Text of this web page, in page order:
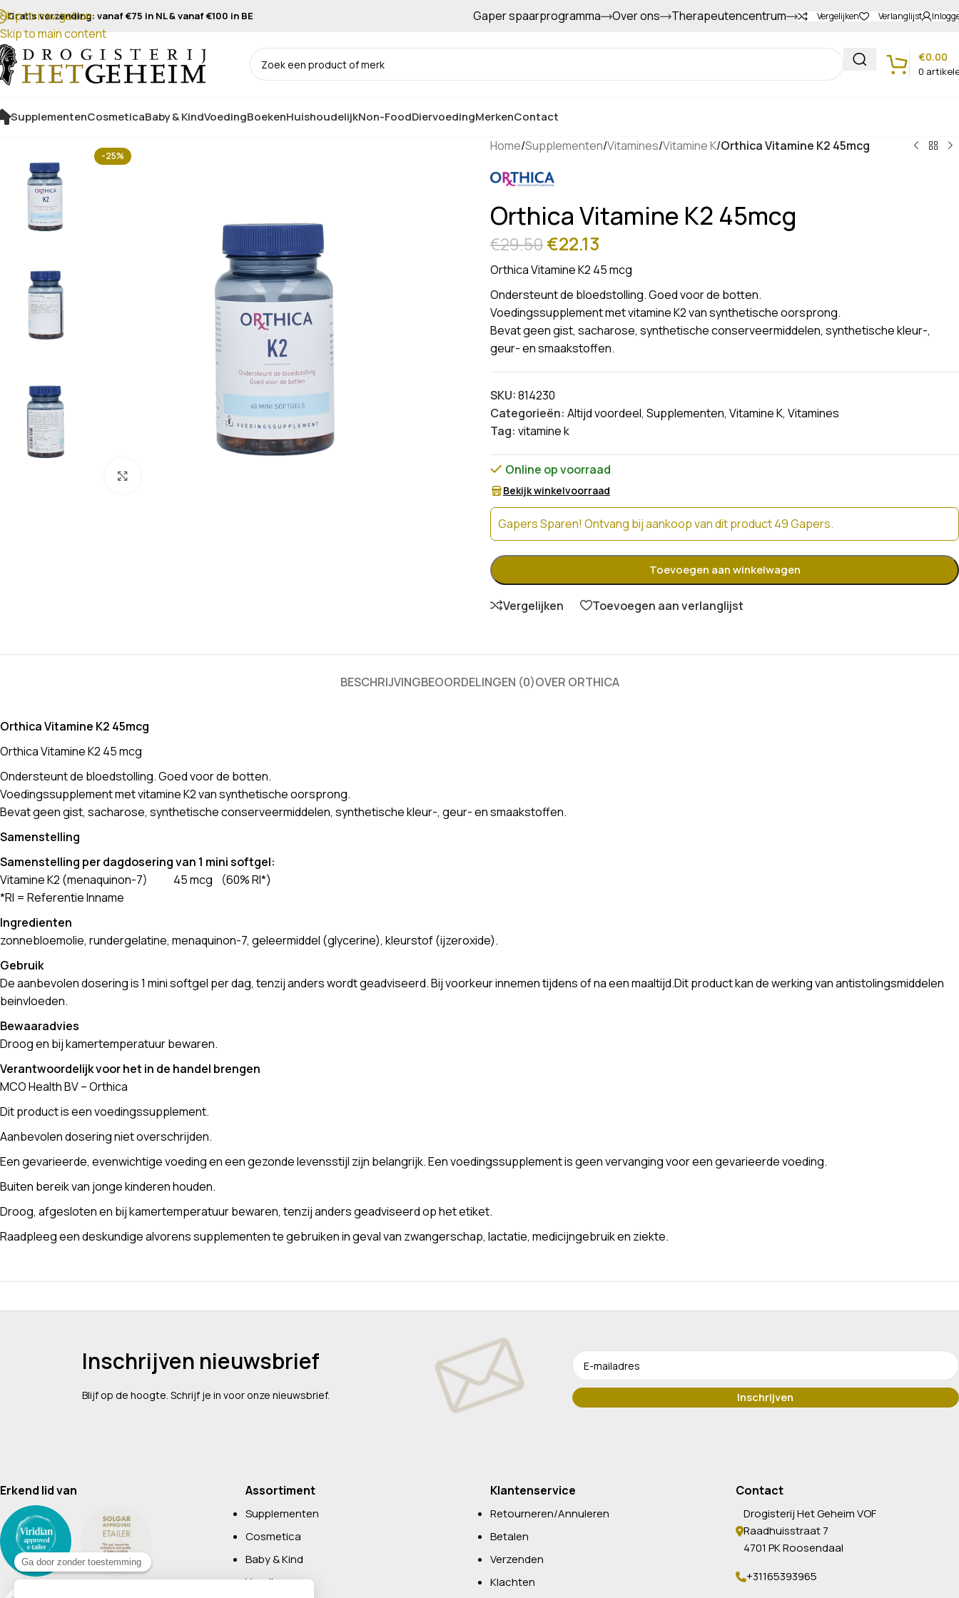
Skip to navigation
Skip to main content
Gratis verzending: vanaf €75 in NL & vanaf €100 in BE Gratis afhalen in de winkel Gapers sparen voor extra korting
Gaper spaarprogramma Over ons Therapeutencentrum Vergelijken Verlanglijst
0
€0.00
SupplementenCosmeticaBaby & KindVoedingBoekenHuishoudelijkNon-FoodDiervoedingMerkenContact
-25%
Home/Supplementen/Vitamines/Vitamine K/Orthica Vitamine K2 45mcg
Orthica Vitamine K2 45mcg
€29.50€22.13
Orthica Vitamine K2 45 mcg
Ondersteunt de bloedstolling. Goed voor de botten.
Voedingssupplement met vitamine K2 van synthetische oorsprong.
Bevat geen gist, sacharose, synthetische conserveermiddelen, synthetische kleur-,
geur- en smaakstoffen.
SKU:814230
Categorieën: Altijd voordeel, Supplementen, Vitamine K, Vitamines
Tag: vitamine k
Online op voorraad
Bekijk winkelvoorraad
Gapers Sparen! Ontvang bij aankoop van dit product 49 Gapers.
Toevoegen aan winkelwagen
Vergelijken Toevoegen aan verlanglijst
BESCHRIJVINGBEOORDELINGEN (0)OVER ORTHICA
Orthica Vitamine K2 45mcg
Orthica Vitamine K2 45 mcg
Ondersteunt de bloedstolling. Goed voor de botten.
Voedingssupplement met vitamine K2 van synthetische oorsprong.
Bevat geen gist, sacharose, synthetische conserveermiddelen, synthetische kleur-, geur- en smaakstoffen.
Samenstelling
Samenstelling per dagdosering van 1 mini softgel:
Vitamine K2 (menaquinon-7) 45 mcg (60% RI*)
*RI = Referentie Inname
Ingredienten
zonnebloemolie, rundergelatine, menaquinon-7, geleermiddel (glycerine), kleurstof (ijzeroxide).
Gebruik
De aanbevolen dosering is 1 mini softgel per dag, tenzij anders wordt geadviseerd. Bij voorkeur innemen tijdens of na een maaltijd.Dit product kan de werking van antistolingsmiddelen
beinvloeden.
Bewaaradvies
Droog en bij kamertemperatuur bewaren.
Verantwoordelijk voor het in de handel brengen
MCO Health BV – Orthica
Dit product is een voedingssupplement.
Aanbevolen dosering niet overschrijden.
Een gevarieerde, evenwichtige voeding en een gezonde levensstijl zijn belangrijk. Een voedingssupplement is geen vervanging voor een gevarieerde voeding.
Buiten bereik van jonge kinderen houden.
Droog, afgesloten en bij kamertemperatuur bewaren, tenzij anders geadviseerd op het etiket.
Raadpleeg een deskundige alvorens supplementen te gebruiken in geval van zwangerschap, lactatie, medicijngebruik en ziekte.
Inschrijven nieuwsbrief
Blijf op de hoogte. Schrijf je in voor onze nieuwsbrief.
Erkend lid van Assortiment
Supplementen
Cosmetica
Baby & Kind
Voeding
Klantenservice
Retourneren/Annuleren
Betalen
Verzenden
Klachten
Contact
Drogisterij Het Geheim VOF
Raadhuisstraat 7
4701 PK Roosendaal
+31165393965